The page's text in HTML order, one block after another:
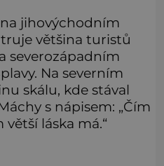
jihovýchodním
většina turistů
severozápadním
Na severním
skálu, kde stával
s nápisem: „Čím
láska má.“